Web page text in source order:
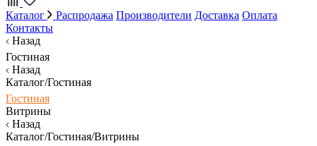
Каталог Распродажа Производители Доставка Оплата
Контакты
Назад
Гостиная
Назад
Каталог/Гостиная
Гостиная
Витрины
Назад
Каталог/Гостиная/Витрины